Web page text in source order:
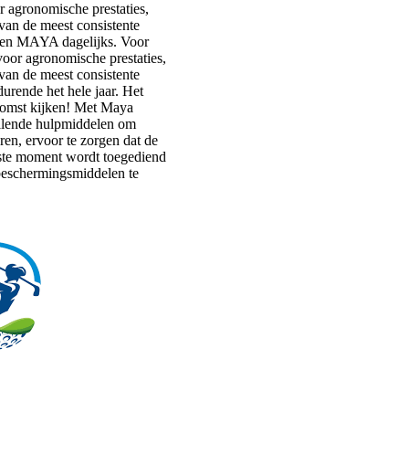
prestaties,
de meest consistente
MAYA dagelijks. Voor
agronomische prestaties,
de meest consistente
het hele jaar. Het
kijken! Met Maya
hulpmiddelen om
ervoor te zorgen dat de
moment wordt toegediend
te